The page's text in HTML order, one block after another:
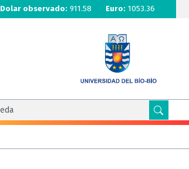
Dolar observado: 911.58 Euro: 1053.36